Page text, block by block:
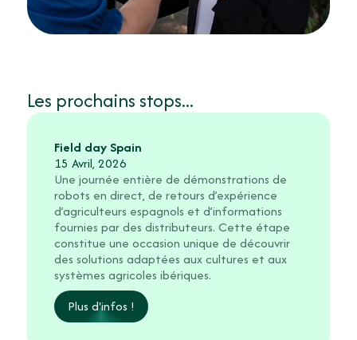
Les prochains stops...
Field day Spain
15 Avril, 2026
Une journée entière de démonstrations de
robots en direct, de retours d’expérience
d’agriculteurs espagnols et d’informations
fournies par des distributeurs. Cette étape
constitue une occasion unique de découvrir
des solutions adaptées aux cultures et aux
systèmes agricoles ibériques.
Plus d'infos !